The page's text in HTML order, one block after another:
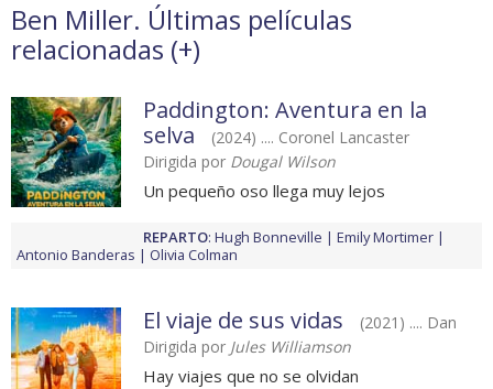
Ben Miller. Últimas películas
relacionadas (+)
Paddington: Aventura en la
selva
(2024) .... Coronel Lancaster
Dirigida por Dougal Wilson
Un pequeño oso llega muy lejos
REPARTO: Hugh Bonneville
Emily Mortimer
Antonio Banderas
Olivia Colman
El viaje de sus vidas
(2021) .... Dan
Dirigida por Jules Williamson
Hay viajes que no se olvidan